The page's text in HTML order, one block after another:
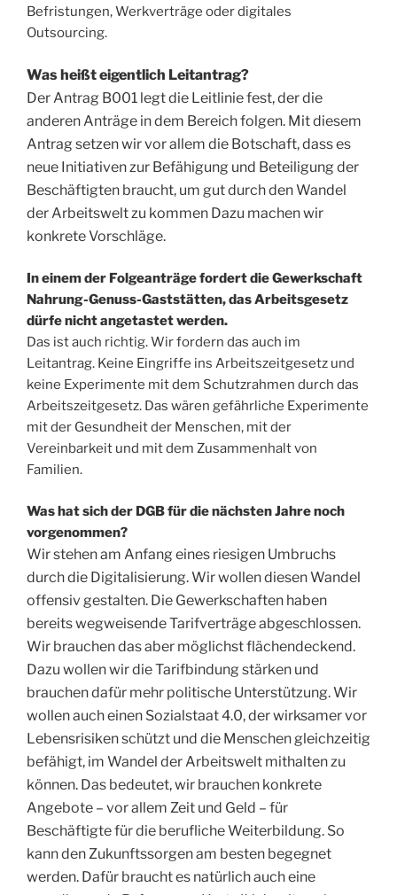
Befristungen, Werkverträge oder digitales
Outsourcing.
Was heißt eigentlich Leitantrag?
Der Antrag B001 legt die Leitlinie fest, der die
anderen Anträge in dem Bereich folgen. Mit diesem
Antrag setzen wir vor allem die Botschaft, dass es
neue Initiativen zur Befähigung und Beteiligung der
Beschäftigten braucht, um gut durch den Wandel
der Arbeitswelt zu kommen Dazu machen wir
konkrete Vorschläge.
In einem der Folgeanträge fordert die Gewerkschaft
Nahrung-Genuss-Gaststätten, das Arbeitsgesetz
dürfe nicht angetastet werden.
Das ist auch richtig. Wir fordern das auch im
Leitantrag. Keine Eingriffe ins Arbeitszeitgesetz und
keine Experimente mit dem Schutzrahmen durch das
Arbeitszeitgesetz. Das wären gefährliche Experimente
mit der Gesundheit der Menschen, mit der
Vereinbarkeit und mit dem Zusammenhalt von
Familien.
Was hat sich der DGB für die nächsten Jahre noch
vorgenommen?
Wir stehen am Anfang eines riesigen Umbruchs
durch die Digitalisierung. Wir wollen diesen Wandel
offensiv gestalten. Die Gewerkschaften haben
bereits wegweisende Tarifverträge abgeschlossen.
Wir brauchen das aber möglichst flächendeckend.
Dazu wollen wir die Tarifbindung stärken und
brauchen dafür mehr politische Unterstützung. Wir
wollen auch einen Sozialstaat 4.0, der wirksamer vor
Lebensrisiken schützt und die Menschen gleichzeitig
befähigt, im Wandel der Arbeitswelt mithalten zu
können. Das bedeutet, wir brauchen konkrete
Angebote – vor allem Zeit und Geld – für
Beschäftigte für die berufliche Weiterbildung. So
kann den Zukunftssorgen am besten begegnet
werden. Dafür braucht es natürlich auch eine